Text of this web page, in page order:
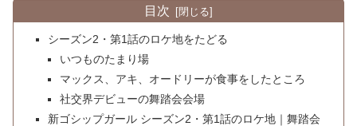
目次
シーズン2・第1話のロケ地をたどる
いつものたまり場
マックス、アキ、オードリーが食事をしたところ
社交界デビューの舞踏会会場
新ゴシップガール シーズン2・第1話のロケ地｜舞踏会